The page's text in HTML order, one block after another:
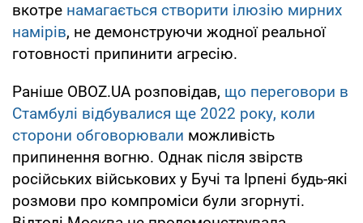
вкотре намагається створити ілюзію мирних
намірів, не демонструючи жодної реальної
готовності припинити агресію.
Раніше OBOZ.UA розповідав, що переговори в
Стамбулі відбувалися ще 2022 року, коли
сторони обговорювали можливість
припинення вогню. Однак після звірств
російських військових у Бучі та Ірпені будь-які
розмови про компроміси були згорнуті.